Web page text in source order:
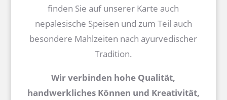
finden Sie auf unserer Karte auch
nepalesische Speisen und zum Teil auch
besondere Mahlzeiten nach ayurvedischer
Tradition.
Wir verbinden hohe Qualität,
handwerkliches Können und Kreativität,